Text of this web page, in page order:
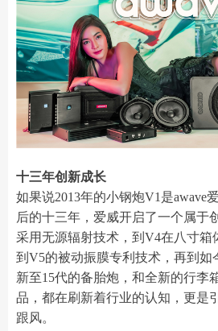
十三年创新成长
如果说2013年的小钢炮V1是awave
后的十三年，爱威开启了一个属于
采用无源辐射技术，到V4在八寸箱
到V5的被动振膜专利技术，再到如
新至15代的备胎炮，和全新的行李
品，都在刷新着行业的认知，更是
跟风。